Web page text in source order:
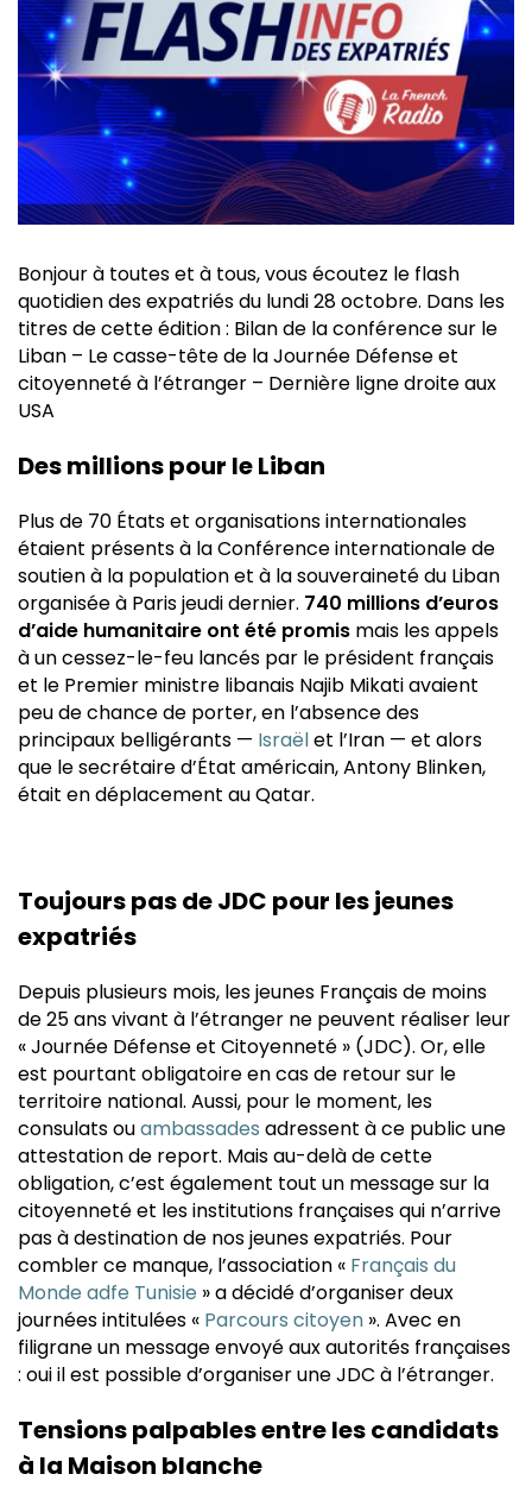
Bonjour à toutes et à tous, vous écoutez le flash
quotidien des expatriés du lundi 28 octobre. Dans les
titres de cette édition : Bilan de la conférence sur le
Liban – Le casse-tête de la Journée Défense et
citoyenneté à l’étranger – Dernière ligne droite aux
USA
Des millions pour le Liban
Plus de 70 États et organisations internationales
étaient présents à la Conférence internationale de
soutien à la population et à la souveraineté du Liban
organisée à Paris jeudi dernier. 740 millions d’euros
d’aide humanitaire ont été promis mais les appels
à un cessez-le-feu lancés par le président français
et le Premier ministre libanais Najib Mikati avaient
peu de chance de porter, en l’absence des
principaux belligérants — Israëlet l’Iran — et alors
que le secrétaire d’État américain, Antony Blinken,
était en déplacement au Qatar.
Toujours pas de JDC pour les jeunes
expatriés
Depuis plusieurs mois, les jeunes Français de moins
de 25 ans vivant à l’étranger ne peuvent réaliser leur
« Journée Défense et Citoyenneté » (JDC). Or, elle
est pourtant obligatoire en cas de retour sur le
territoire national. Aussi, pour le moment, les
consulats ouambassades adressent à ce public une
attestation de report. Mais au-delà de cette
obligation, c’est également tout un message sur la
citoyenneté et les institutions françaises qui n’arrive
pas à destination de nos jeunes expatriés. Pour
combler ce manque, l’association « Français du
Monde adfe Tunisie » a décidé d’organiser deux
journées intitulées « Parcours citoyen ». Avec en
filigrane un message envoyé aux autorités françaises
: oui il est possible d’organiser une JDC à l’étranger.
Tensions palpables entre les candidats
à la Maison blanche